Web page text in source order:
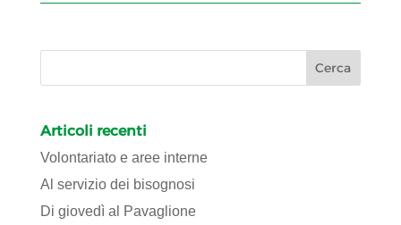
Articoli recenti
Volontariato e aree interne
Al servizio dei bisognosi
Di giovedì al Pavaglione